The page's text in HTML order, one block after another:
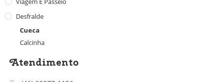
Desfralde
Cueca
Calcinha
Atendimento